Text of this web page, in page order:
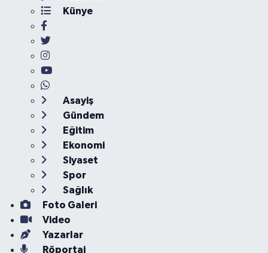
Künye
Asayiş
Gündem
Eğitim
Ekonomi
Siyaset
Spor
Sağlık
Foto Galeri
Video
Yazarlar
Röportaj